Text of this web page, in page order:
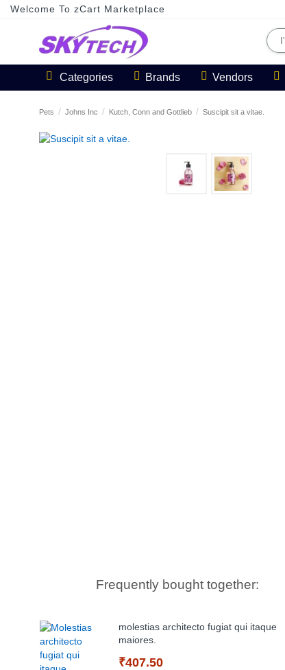
Welcome To zCart Marketplace
Categories Brands Vendors
Pets Johns Inc Kutch, Conn and Gottlieb Suscipit sit a vitae.
Frequently bought together:
molestias architecto fugiat qui itaque
maiores.
₹407.50